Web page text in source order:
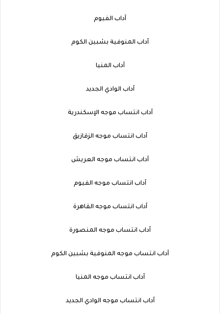
آداب الفيوم
آداب المنوفية بشبين الكوم
آداب المنيا
آداب الوادي الجديد
آداب انتساب موجه الإسكندرية
آداب انتساب موجه الزقازيق
آداب انتساب موجه العريش
آداب انتساب موجه الفيوم
آداب انتساب موجه القاهرة
آداب انتساب موجه المنصورة
آداب انتساب موجه المنوفية بشبين الكوم
آداب انتساب موجه المنيا
آداب انتساب موجه الوادي الجديد